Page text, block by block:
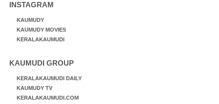
INSTAGRAM
KAUMUDY
KAUMUDY MOVIES
KERALAKAUMUDI
KAUMUDI GROUP
KERALAKAUMUDI DAILY
KAUMUDY TV
KERALAKAUMUDI.COM